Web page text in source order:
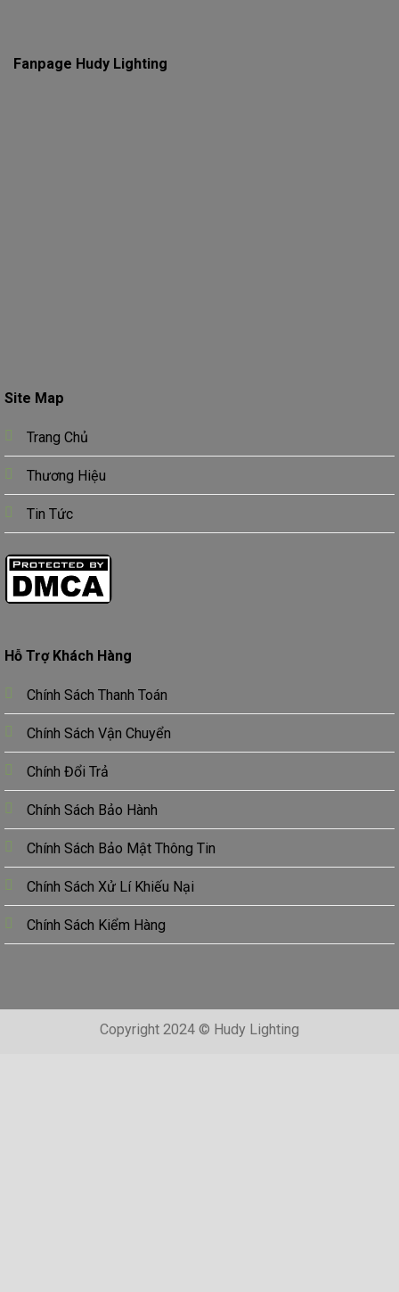
Site Map
Trang Chủ
Thương Hiệu
Tin Tức
Hỗ Trợ Khách Hàng
Chính Sách Thanh Toán
Chính Sách Vận Chuyển
Chính Đổi Trả
Chính Sách Bảo Hành
Chính Sách Bảo Mật Thông Tin
Chính Sách Xử Lí Khiếu Nại
Chính Sách Kiểm Hàng
Fanpage Hudy Lighting
Copyright 2024 © Hudy Lighting